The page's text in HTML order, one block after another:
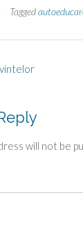
Tagged
will not be